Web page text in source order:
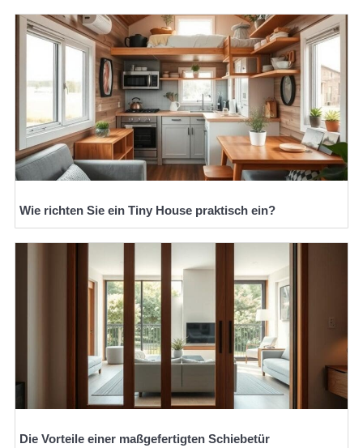
Wie richten Sie ein Tiny House praktisch ein?
Die Vorteile einer maßgefertigten Schiebetür